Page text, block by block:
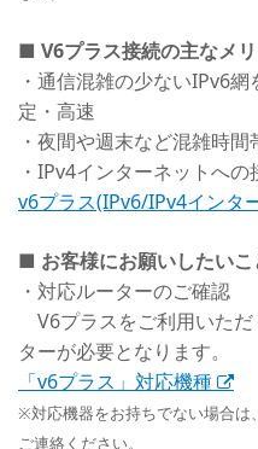
■ V6プラス接続の主なメ
・通信混雑の少ないIPv6
定・高速
・夜間や週末など混雑時
・IPv4インターネットへ
v6プラス(IPv6/IPv4インタ
■ お客様にお願いしたいこ
・対応ルーターのご確認
V6プラスをご利用いた
ターが必要となります。
「v6プラス」対応機種
※対応機器をお持ちでない場合は
ご連絡ください。